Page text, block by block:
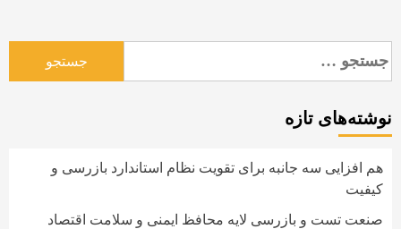
جستجو
برای:
نوشته‌های تازه
هم افزایی سه جانبه برای تقویت نظام استاندارد بازرسی و
کیفیت
صنعت تست و بازرسی لایه محافظ ایمنی و سلامت اقتصاد